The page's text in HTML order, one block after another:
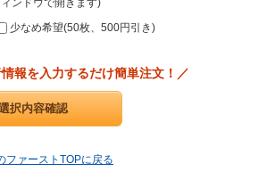
少なめ希望(50枚、500円引き)
報を入力するだけ簡単注文！／
ファーストTOPに戻る